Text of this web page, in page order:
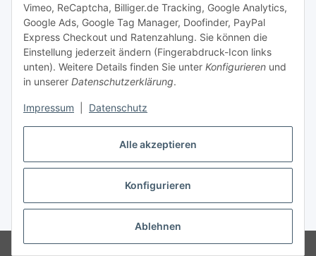
Alle akzeptieren
Konfigurieren
Ablehnen
Vimeo, ReCaptcha, Billiger.de Tracking, Google Analytics,
Google Ads, Google Tag Manager, Doofinder, PayPal
Express Checkout und Ratenzahlung. Sie können die
Einstellung jederzeit ändern (Fingerabdruck-Icon links
unten). Weitere Details finden Sie unter Konfigurieren und
in unserer Datenschutzerklärung.
Impressum Datenschutz
Versandinformationen
Sonstiges
* Alle Preise inkl. gesetzlicher USt., zzgl.Versand
© Copyright 2026 Treise Elektrotechnik – Alle Rechte vorbehalten
|